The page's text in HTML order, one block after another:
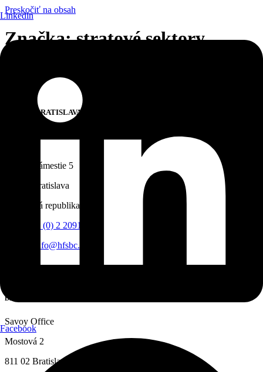
Preskočiť na obsah
Linkedin
Facebook
Značka:stratové sektory
OFFICE BRATISLAVA
Hlavné námestie 5
811 01 Bratislava
Slovenská republika
+421 (0) 2 2091 0222
info@hfsbc.com
Da Vinci
Savoy Office
Mostová 2
811 02 Bratislava